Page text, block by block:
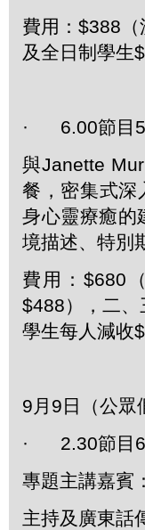
費用：$388
及全日制學生
· 6.00節目
與Janette
餐，密集式深
身心靈療癒的
境描述、特別
費用：$680
$488），二
學生每人減收
9月9日（公眾
· 2.30節目
專題主講嘉賓
主持及廣東話